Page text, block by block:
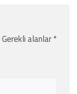
Gerekli alanlar*